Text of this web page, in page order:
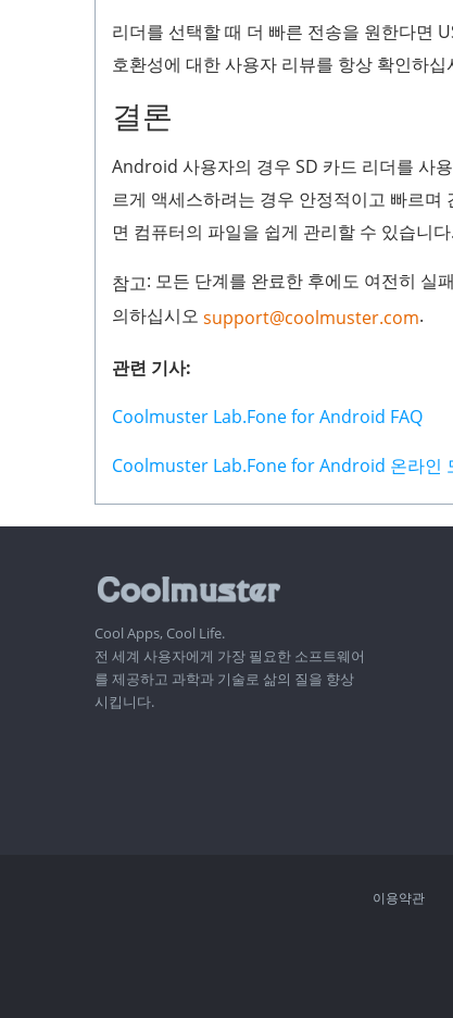
리더를 선택할 때 더 빠른 전송을 원한다면
호환성에 대한 사용자 리뷰를 항상 확인하십
결론
Android 사용자의 경우 SD 카드 리더를 사
르게 액세스하려는 경우 안정적이고 빠르
면 컴퓨터의 파일을 쉽게 관리할 수 있습니다.
참고: 모든 단계를 완료한 후에도 여전히 실
의하십시오 support@coolmuster.com.
관련 기사:
Coolmuster Lab.Fone for Android FAQ
Coolmuster Lab.Fone for Android 온라인
Cool Apps, Cool Life.
전 세계 사용자에게 가장 필요한 소프트웨어
를 제공하고 과학과 기술로 삶의 질을 향상
시킵니다.
이용약관